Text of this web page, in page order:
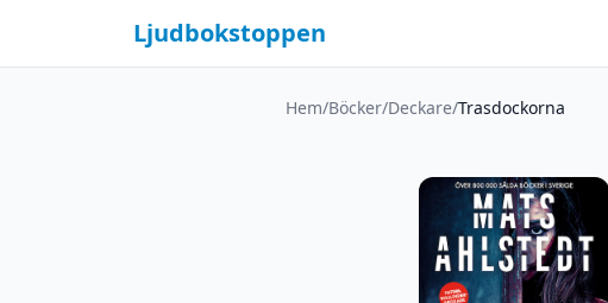
Ljudbokstoppen
Hem/Böcker/Deckare/Trasdockorna